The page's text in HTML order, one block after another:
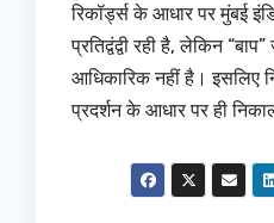
रिकॉर्ड्स के आधार पर मुंबई
प्रतिद्वंद्वी रही है, लेकिन
आधिकारिक नहीं है। इसलिए
प्रदर्शन के आधार पर ही